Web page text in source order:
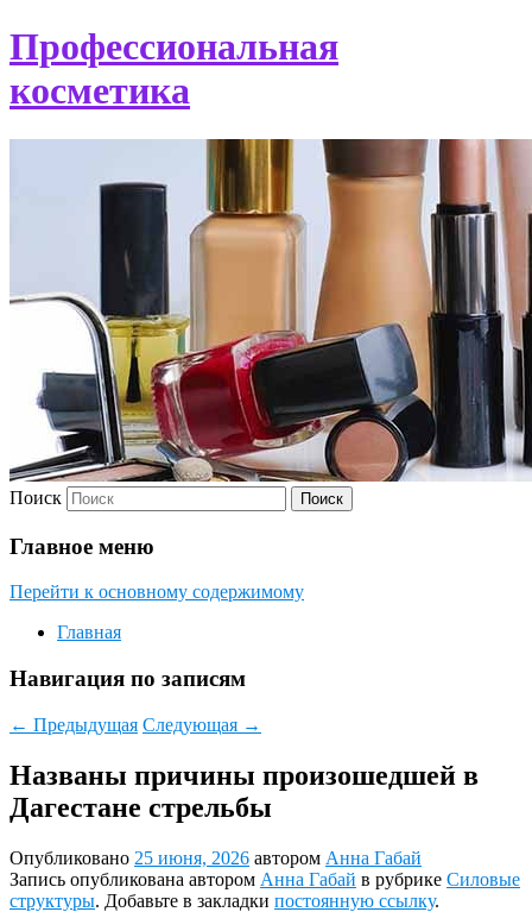
Профессиональная
косметика
Поиск
Главное меню
Перейти к основному содержимому
Главная
Навигация по записям
← Предыдущая Следующая →
Названы причины произошедшей в
Дагестане стрельбы
Опубликовано 25 июня, 2026 автором Анна Габай
Запись опубликована автором Анна Габай в рубрике Силовые
структуры. Добавьте в закладки постоянную ссылку.